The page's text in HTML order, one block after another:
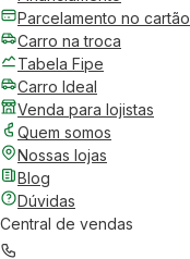
Parcelamento no cartão
Carro na troca
Tabela Fipe
Carro Ideal
Venda para lojistas
Quem somos
Nossas lojas
Blog
Dúvidas
Central de vendas